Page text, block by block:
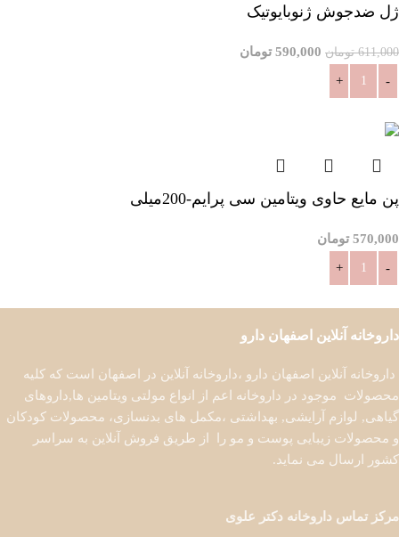
ژل ضدجوش ژنوبایوتیک
611,000 تومان 590,000 تومان
پن مایع حاوی ویتامین سی پرایم-200میلی
570,000 تومان
داروخانه آنلاین اصفهان دارو
داروخانه آنلاین اصفهان دارو ،داروخانه آنلاین در اصفهان است که کلیه
محصولات موجود در داروخانه اعم از انواع مولتی ویتامین ها,داروهای
گیاهی, لوازم آرایشی, بهداشتی ،مکمل های بدنسازی، محصولات کودکان
و محصولات زیبایی پوست و مو را از طریق فروش آنلاین به سراسر
کشور ارسال می نماید.
مرکز تماس داروخانه دکتر علوی